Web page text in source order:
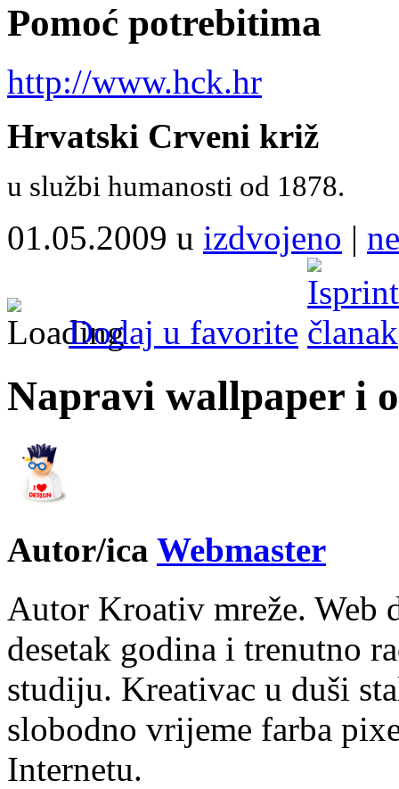
Pomoć potrebitima
http://www.hck.hr
Hrvatski Crveni križ
u službi humanosti od 1878.
01.05.2009 u izdvojeno |
Dodaj u favorite
Napravi wallpaper i
Autor/ica Webmaster
Autor Kroativ mreže. Web
desetak godina i trenutno
studiju. Kreativac u duši
slobodno vrijeme farba
Internetu.